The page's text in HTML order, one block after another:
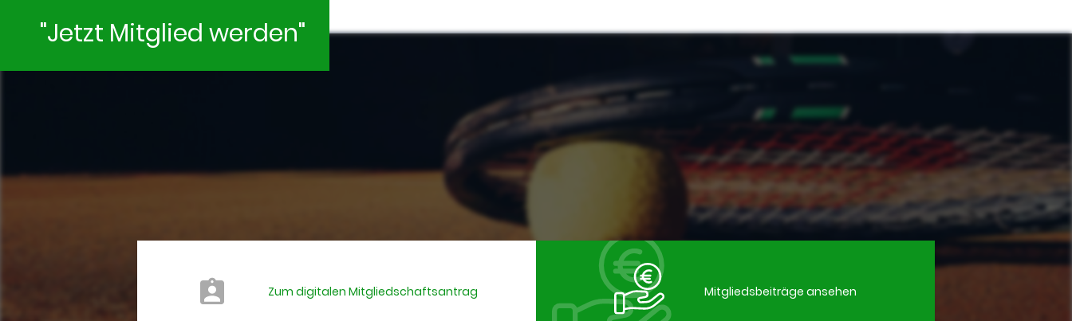
"Jetzt Mitglied werden"
Zum digitalen Mitgliedschaftsantrag Mitgliedsbeiträge ansehen